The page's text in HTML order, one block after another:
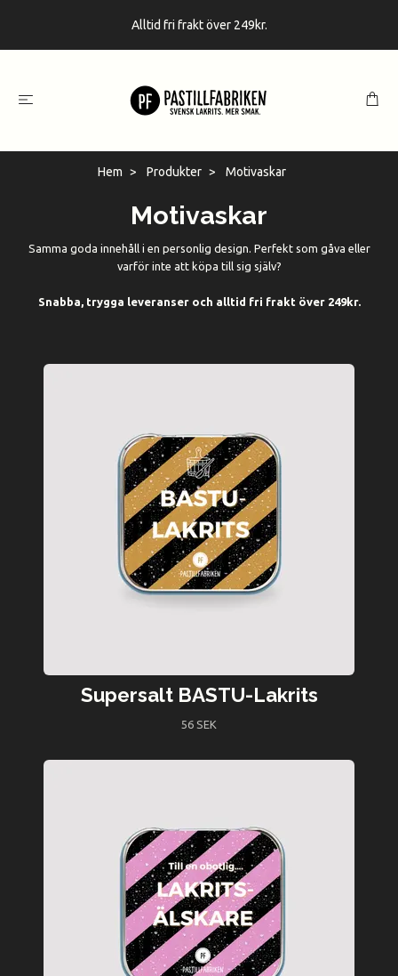
Alltid fri frakt över 249kr.
Hem Produkter Motivaskar
Motivaskar
Samma goda innehåll i en personlig design. Perfekt som gåva eller
varför inte att köpa till sig själv?
Snabba, trygga leveranser och alltid fri frakt över 249kr.
Supersalt BASTU-Lakrits
56 SEK